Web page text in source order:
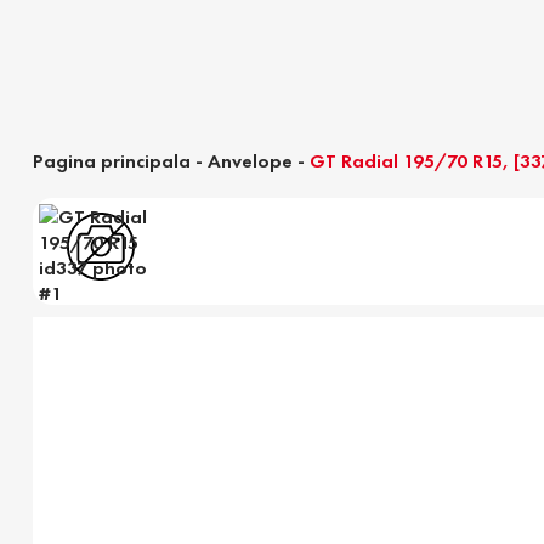
Pagina principala - Anvelope - GT Radial 195/70 R15,